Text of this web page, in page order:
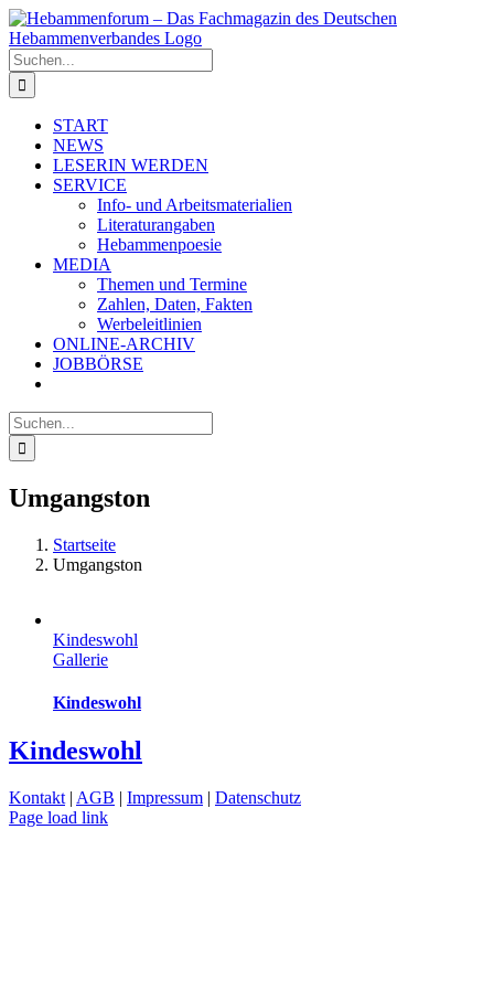
Zum
Inhalt
springen
Suche
nach:
START
NEWS
LESERIN WERDEN
SERVICE
Info- und Arbeitsmaterialien
Literaturangaben
Hebammenpoesie
MEDIA
Themen und Termine
Zahlen, Daten, Fakten
Werbeleitlinien
ONLINE-ARCHIV
JOBBÖRSE
Suche
nach:
Umgangston
Startseite
Umgangston
Kindeswohl
Gallerie
Kindeswohl
Kindeswohl
Kontakt | AGB | Impressum | Datenschutz
Page load link